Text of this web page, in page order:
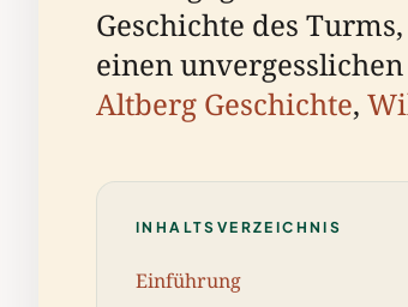
Geschichte des
einen
Altberg Geschichte,
INHALTSVERZEICHNIS
Einführung